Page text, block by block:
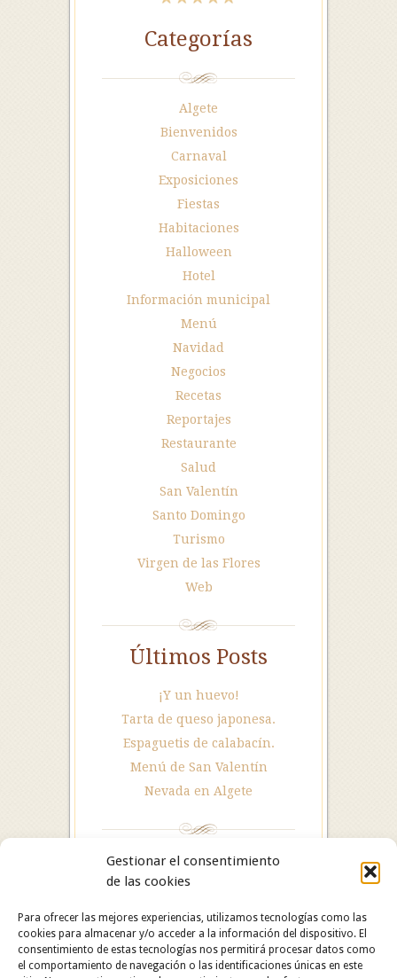
Gestionar el consentimiento
de las cookies
Para ofrecer las mejores experiencias, utilizamos tecnologías como las
cookies para almacenar y/o acceder a la información del dispositivo. El
consentimiento de estas tecnologías nos permitirá procesar datos como
el comportamiento de navegación o las identificaciones únicas en este
Categorías
Algete
Bienvenidos
Carnaval
Exposiciones
Fiestas
Habitaciones
Halloween
Hotel
Información municipal
Menú
Navidad
Negocios
Recetas
Reportajes
Restaurante
Salud
San Valentín
Santo Domingo
Turismo
Virgen de las Flores
Web
Últimos Posts
¡Y un huevo!
Tarta de queso japonesa.
Espaguetis de calabacín.
Menú de San Valentín
Nevada en Algete